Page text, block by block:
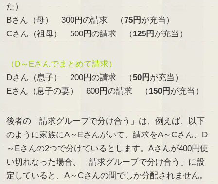
た）
Bさん（母） 300円の請求 （75円 が充当）
Cさん（祖母） 500円の請求 （125円 が充当）
（D～Eさんでまとめて請求）
Dさん（息子） 200円の請求 （50円 が充当）
Eさん（息子の妻） 600円の請求 （150円 が充当）
後者の「請求グループで分け合う」は、例えば、以下
のように家族にA～Eさんがいて、請求をA～Cさん、D
～Eさんの2つで分けているとします。Aさんが400円使
い切れなった場合、「請求グループで分け合う」に設
定していると、A～Cさんの間でしか分配されません。